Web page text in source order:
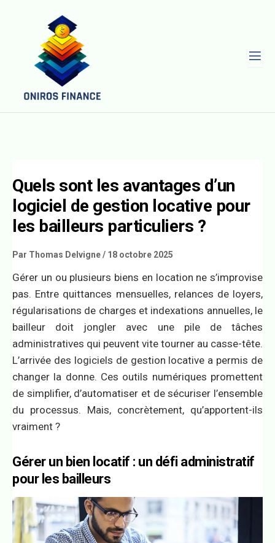
Quels sont les avantages d’un
logiciel de gestion locative pour
les bailleurs particuliers ?
Par Thomas Delvigne/ 18 octobre 2025
Gérer un ou plusieurs biens en location ne s’improvise
pas. Entre quittances mensuelles, relances de loyers,
régularisations de charges et indexations annuelles, le
bailleur doit jongler avec une pile de tâches
administratives qui peuvent vite tourner au casse-tête.
L’arrivée des logiciels de gestion locative a permis de
changer la donne. Ces outils numériques promettent
de simplifier, d’automatiser et de sécuriser l’ensemble
du processus. Mais, concrètement, qu’apportent-ils
vraiment ?
Gérer un bien locatif : un défi administratif
pour les bailleurs